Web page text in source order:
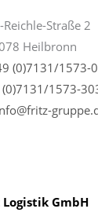
Reichle-Straße 2
Heilbronn
(0)7131/1573-0
1573-
GmbH